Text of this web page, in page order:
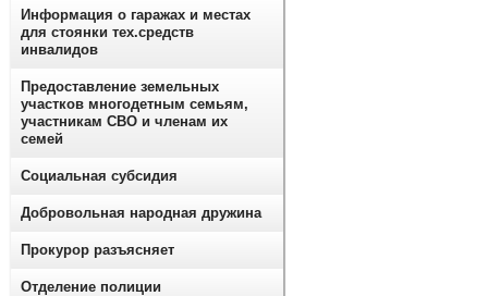
Информация о гаражах и местах
для стоянки тех.средств
инвалидов
Предоставление земельных
участков многодетным семьям,
участникам СВО и членам их
семей
Социальная субсидия
Добровольная народная дружина
Прокурор разъясняет
Отделение полиции